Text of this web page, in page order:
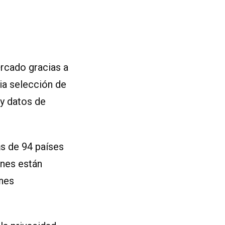
gracias a
selección de
datos de
de 94 países
están